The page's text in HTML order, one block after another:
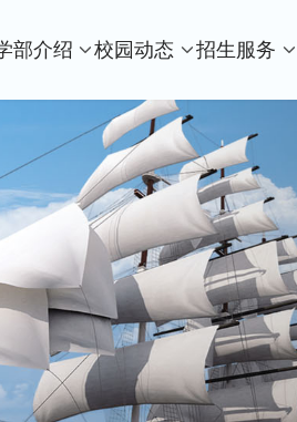
部介绍 校园动态 招生服务